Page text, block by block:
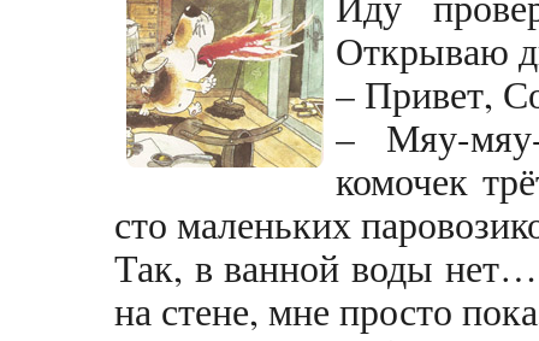
Открываю
– Привет,
– Мяу-
комочек
сто маленьких
Так, в ванной воды
на стене, мне просто